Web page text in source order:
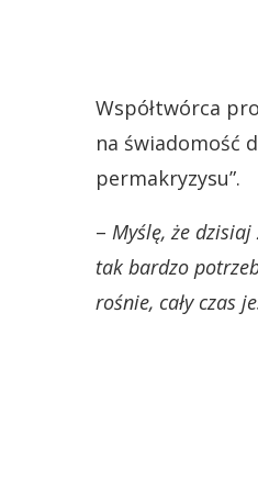
Współtwórca
na świadomość
permakryzysu”.
– Myślę, że
tak bardzo
rośnie, cały czas